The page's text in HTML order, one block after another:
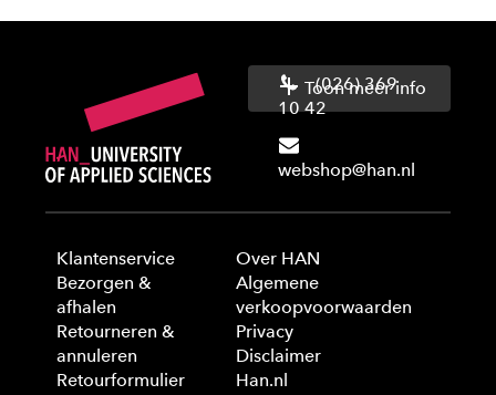
(026) 369
10 42
webshop@han.nl
Toon meer info
Klantenservice
Bezorgen &
afhalen
Retourneren &
annuleren
Retourformulier
Over HAN
Algemene
verkoopvoorwaarden
Privacy
Disclaimer
Han.nl